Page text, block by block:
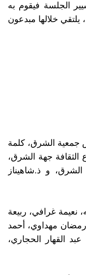
الجلسة فيقوم به
يلتقي خلالها مبدعون
جمعية الشرق، كلمة
الثقافة جهة الشرق،
و ذ.شاهيناز
نعيمة غرافي، ربيعة
رمضان مهداوي، أحمد
القهار الحجاري،